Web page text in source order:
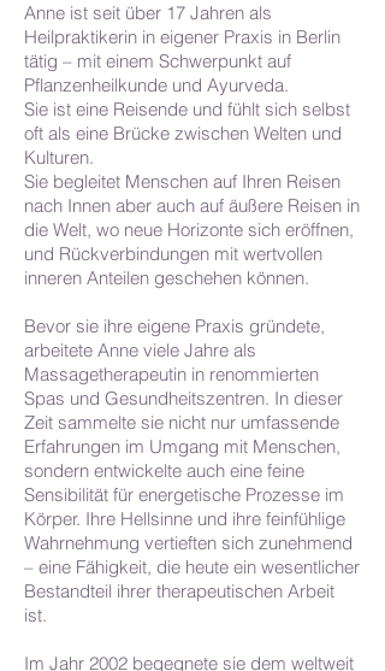
Anne ist seit über 17 Jahren als
Heilpraktikerin in eigener Praxis in Berlin
tätig – mit einem Schwerpunkt auf
Pflanzenheilkunde und Ayurveda.
Sie ist eine Reisende und fühlt sich selbst
oft als eine Brücke zwischen Welten und
Kulturen.
Sie begleitet Menschen auf Ihren Reisen
nach Innen aber auch auf äußere Reisen in
die Welt, wo neue Horizonte sich eröffnen,
und Rückverbindungen mit wertvollen
inneren Anteilen geschehen können.
Bevor sie ihre eigene Praxis gründete,
arbeitete Anne viele Jahre als
Massagetherapeutin in renommierten
Spas und Gesundheitszentren. In dieser
Zeit sammelte sie nicht nur umfassende
Erfahrungen im Umgang mit Menschen,
sondern entwickelte auch eine feine
Sensibilität für energetische Prozesse im
Körper. Ihre Hellsinne und ihre feinfühlige
Wahrnehmung vertieften sich zunehmend
– eine Fähigkeit, die heute ein wesentlicher
Bestandteil ihrer therapeutischen Arbeit
ist.
Im Jahr 2002 begegnete sie dem weltweit